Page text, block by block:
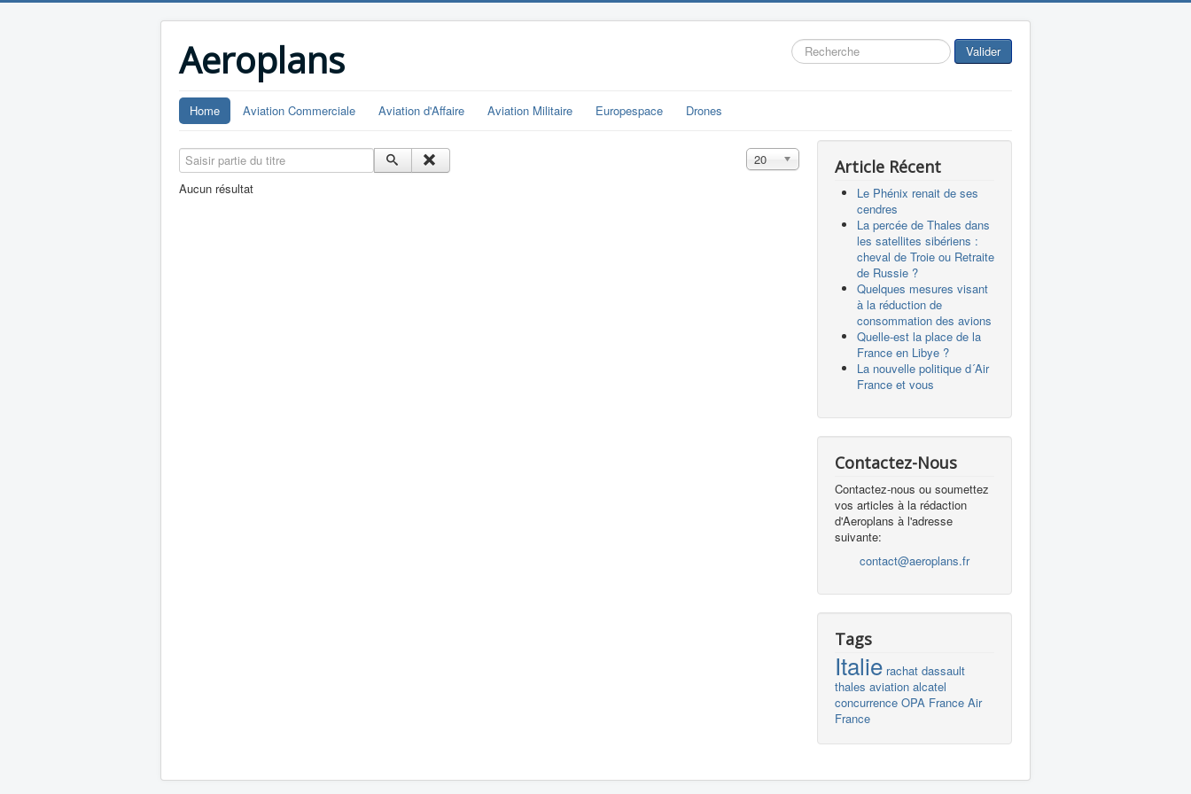
Aeroplans Rechercher Valider
Home Aviation Commerciale Aviation d'Affaire Aviation Militaire Europespace Drones
Saisir partie du titre Affichage #
20
Aucun résultat
Article Récent
Le Phénix renait de ses
cendres
La percée de Thales dans
les satellites sibériens :
cheval de Troie ou Retraite
de Russie ?
Quelques mesures visant
à la réduction de
consommation des avions
Quelle-est la place de la
France en Libye ?
La nouvelle politique d´Air
France et vous
Contactez-Nous
Contactez-nous ou soumettez
vos articles à la rédaction
d'Aeroplans à l'adresse
suivante:
contact@aeroplans.fr
Tags
Italie rachat dassault
thales aviation alcatel
concurrence OPA France Air
France